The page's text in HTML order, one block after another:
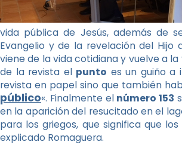
vida pública de Jesús, además de
Evangelio y de la revelación del Hijo
viene de la vida cotidiana y vuelve a
de la revista el punto es un guiño a
revista en papel sino que también
público«. Finalmente el número 153
en la aparición del resucitado en el
para los griegos, que significa que
explicado Romaguera.